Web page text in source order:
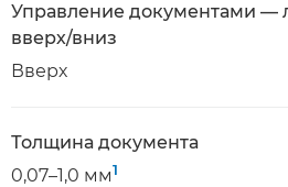
Управление документами —
вверх/вниз
Вверх
Толщина документа
0,07–1,0 мм1